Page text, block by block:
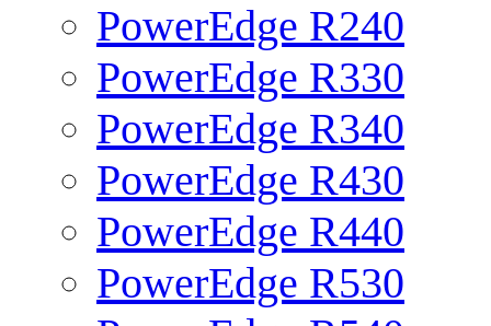
PowerEdge R240
PowerEdge R330
PowerEdge R340
PowerEdge R430
PowerEdge R440
PowerEdge R530